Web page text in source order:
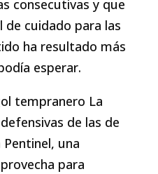
consecutivas y que
de cuidado para las
ha resultado más
esperar.
tempranero La
de las de
Pentinel, una
para